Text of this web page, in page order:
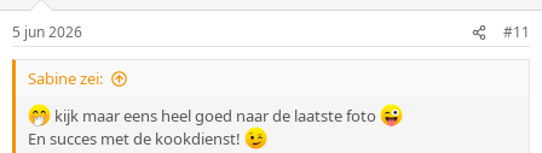
e
n
5 jun 2026 #11
Sabine zei:
kijk maar eens heel goed naar de laatste foto
En succes met de kookdienst!